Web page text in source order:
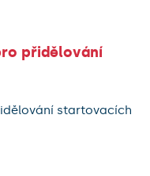
přidělování
startovacích